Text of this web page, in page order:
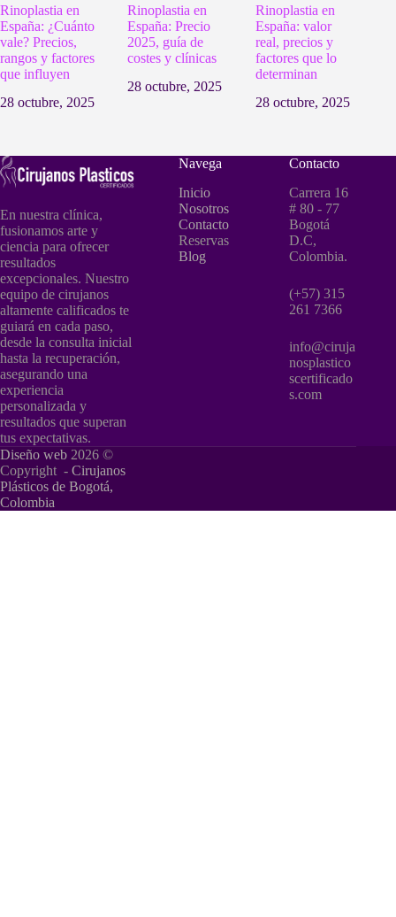
Rinoplastia en
España: ¿Cuánto
vale? Precios,
rangos y factores
que influyen
28 octubre, 2025
Rinoplastia en
España: Precio
2025, guía de
costes y clínicas
28 octubre, 2025
Rinoplastia en
España: valor
real, precios y
factores que lo
determinan
28 octubre, 2025
En nuestra clínica,
fusionamos arte y
ciencia para ofrecer
resultados
excepcionales. Nuestro
equipo de cirujanos
altamente calificados te
guiará en cada paso,
desde la consulta inicial
hasta la recuperación,
asegurando una
experiencia
personalizada y
resultados que superan
tus expectativas.
Navega
Inicio
Nosotros
Contacto
Reservas
Blog
Contacto
Carrera 16
# 80 - 77
Bogotá
D.C,
Colombia.
(+57) 315
261 7366
info@ciruja
nosplastico
scertificado
s.com
Diseño web 2026 ©
Copyright - Cirujanos
Plásticos de Bogotá,
Colombia